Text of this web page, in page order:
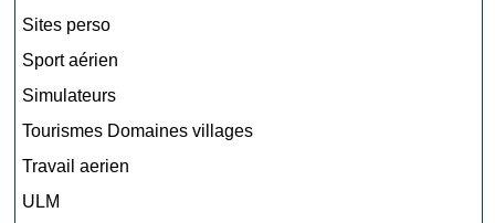
Sites perso
Sport aérien
Simulateurs
Tourismes Domaines villages
Travail aerien
ULM